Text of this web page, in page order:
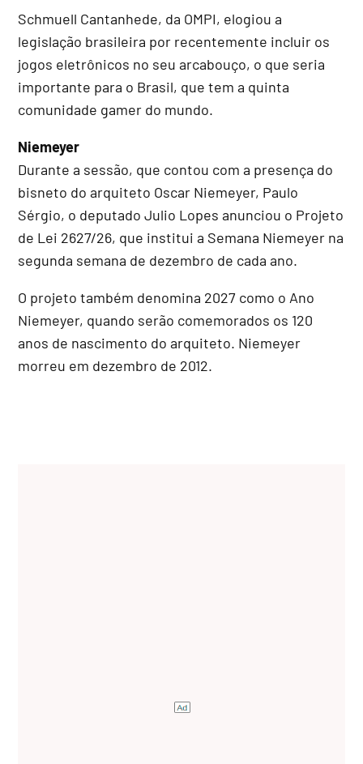
Schmuell Cantanhede, da OMPI, elogiou a
legislação brasileira por recentemente incluir os
jogos eletrônicos no seu arcabouço, o que seria
importante para o Brasil, que tem a quinta
comunidade gamer do mundo.
Niemeyer
Durante a sessão, que contou com a presença do
bisneto do arquiteto Oscar Niemeyer, Paulo
Sérgio, o deputado Julio Lopes anunciou o Projeto
de Lei 2627/26, que institui a Semana Niemeyer na
segunda semana de dezembro de cada ano.
O projeto também denomina 2027 como o Ano
Niemeyer, quando serão comemorados os 120
anos de nascimento do arquiteto. Niemeyer
morreu em dezembro de 2012.